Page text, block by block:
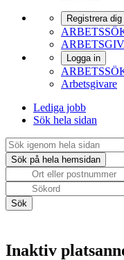
Registrera dig
Logga in
Arbetsgivare
Lediga jobb
Sök hela sidan
Inaktiv